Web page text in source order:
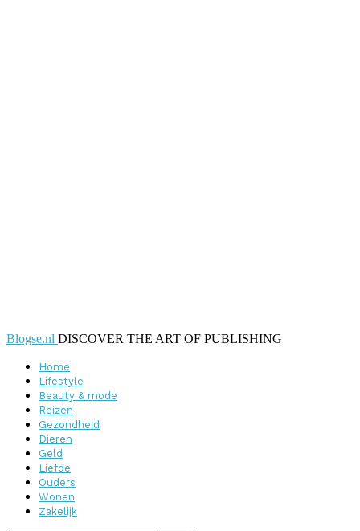
Blogse.nl DISCOVER THE ART OF PUBLISHING
Home
Lifestyle
Beauty & mode
Reizen
Gezondheid
Dieren
Geld
Liefde
Ouders
Wonen
Zakelijk